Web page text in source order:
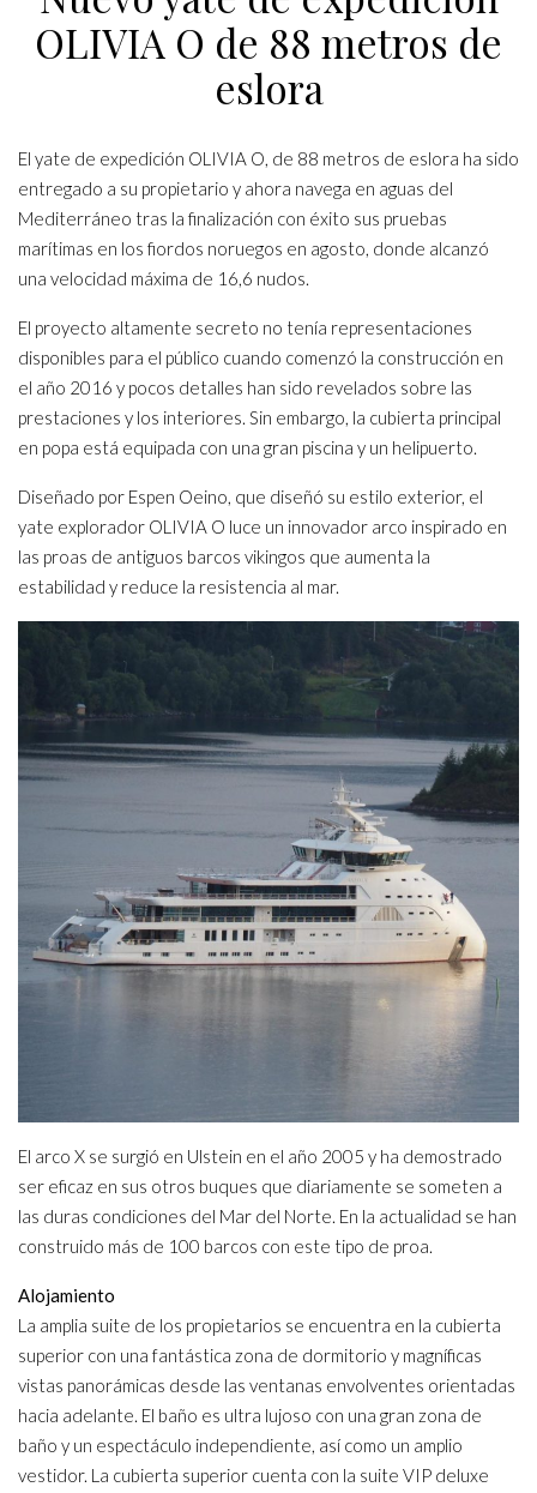
OLIVIA O de 88 metros de
eslora
El yate de expedición OLIVIA O, de 88 metros de eslora ha sido
entregado a su propietario y ahora navega en aguas del
Mediterráneo tras la finalización con éxito sus pruebas
marítimas en los fiordos noruegos en agosto, donde alcanzó
una velocidad máxima de 16,6 nudos.
El proyecto altamente secreto no tenía representaciones
disponibles para el público cuando comenzó la construcción en
el año 2016 y pocos detalles han sido revelados sobre las
prestaciones y los interiores. Sin embargo, la cubierta principal
en popa está equipada con una gran piscina y un helipuerto.
Diseñado por Espen Oeino, que diseñó su estilo exterior, el
yate explorador OLIVIA O luce un innovador arco inspirado en
las proas de antiguos barcos vikingos que aumenta la
estabilidad y reduce la resistencia al mar.
El arco X se surgió en Ulstein en el año 2005 y ha demostrado
ser eficaz en sus otros buques que diariamente se someten a
las duras condiciones del Mar del Norte. En la actualidad se han
construido más de 100 barcos con este tipo de proa.
Alojamiento
La amplia suite de los propietarios se encuentra en la cubierta
superior con una fantástica zona de dormitorio y magníficas
vistas panorámicas desde las ventanas envolventes orientadas
hacia adelante. El baño es ultra lujoso con una gran zona de
baño y un espectáculo independiente, así como un amplio
vestidor. La cubierta superior cuenta con la suite VIP deluxe